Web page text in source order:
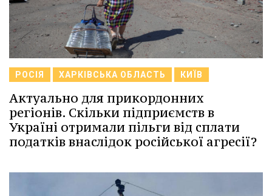
РОСІЯ ХАРКІВСЬКА ОБЛАСТЬ КИЇВ
Актуально для прикордонних
регіонів. Скільки підприємств в
Україні отримали пільги від сплати
податків внаслідок російської агресії?